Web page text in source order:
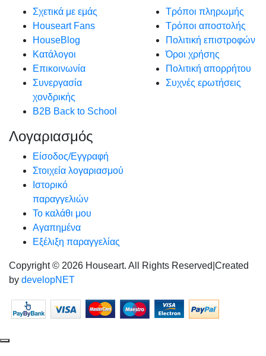
Σχετικά με εμάς
Houseart Fans
HouseBlog
Κατάλογοι
Επικοινωνία
Συνεργασία
χονδρικής
B2B Back to School
Τρόποι πληρωμής
Τρόποι αποστολής
Πολιτική επιστροφών
Όροι χρήσης
Πολιτική απορρήτου
Συχνές ερωτήσεις
Λογαριασμός
Είσοδος/Εγγραφή
Στοιχεία λογαριασμού
Ιστορικό
παραγγελιών
Το καλάθι μου
Αγαπημένα
Εξέλιξη παραγγελίας
Copyright © 2026 Houseart. All Rights Reserved Created
by developNET